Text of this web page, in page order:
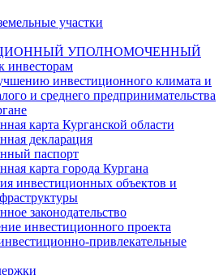
участки
УПОЛНОМОЧЕННЫЙ
инвесторам
инвестиционного климата и
и среднего предпринимательства
карта Курганской области
декларация
паспорт
карта города Кургана
инвестиционных объектов и
законодательство
инвестиционного проекта
привлекательные